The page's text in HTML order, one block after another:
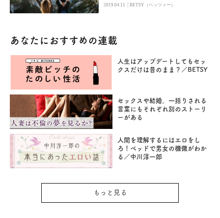
2019.04.11 |BETSY（ベッツィー）
あなたにおすすめの連載
人生はアップデートしてもセッ
クスだけは昔のまま？／BETSY
セックスや結婚。一括りされる
言葉にもそれぞれ別のストーリ
ーがある
人間を理解するにはエロをし
ろ！ベッドで男女の機微がわか
る／中川淳一郎
もっと見る